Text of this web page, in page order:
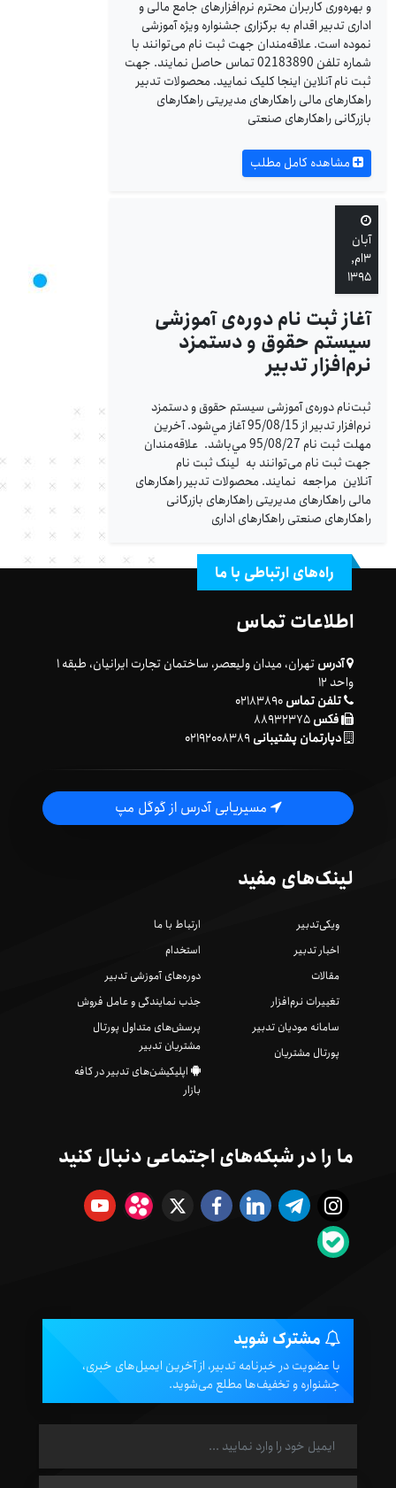
و بهره‌وری کاربران محترم نرم‌افزارهای جامع مالی و
اداری تدبیر اقدام به برگزاری جشنواره ویژه آموزشی
نموده است. علاقه‌مندان جهت ثبت نام می‌توانند با
شماره تلفن 02183890 تماس حاصل نمایند. جهت
ثبت نام آنلاین اینجا کلیک نمایید. محصولات تدبیر
راهکارهای مالی راهکارهای مدیریتی راهکارهای
بازرگانی راهکارهای صنعتی
مشاهده کامل مطلب
آبان
۳ام,
۱۳۹۵
آغاز ثبت نام دوره‌ی آموزشی
سیستم حقوق و دستمزد
نرم‌افزار تدبیر
ثبت‌نام دوره‌ی آموزشی سیستم حقوق و دستمزد
نرم‌افزار تدبیر از 95/08/15 آغاز مي‌شود. آخرين
مهلت ثبت نام 95/08/27 مي‌باشد. علاقه‌مندان
جهت ثبت نام می‌توانند به لینک ثبت‌ نام
آنلاین مراجعه نمایند. محصولات تدبیر راهکارهای
مالی راهکارهای مدیریتی راهکارهای بازرگانی
راهکارهای صنعتی راهکارهای اداری
راه‌های ارتباطی با ما
اطلاعات تماس
آدرس
تهران، میدان ولیعصر، ساختمان تجارت ایرانیان، طبقه ۱
واحد ۱۲
تلفن تماس۰۲۱۸۳۸۹۰
فکس۸۸۹۳۲۳۷۵
دپارتمان پشتیبانی۰۲۱۹۲۰۰۸۳۸۹
مسیریابی آدرس از گوگل مپ
لینک‌های مفید
ویکی‌تدبیر
اخبار تدبیر
مقالات
تغییرات نرم‌افزار
سامانه مودیان تدبیر
پورتال مشتریان
ارتباط با ما
استخدام
دوره‌های آموزشی تدبیر
جذب نمایندگی و عامل فروش
پرسش‌های متداول پورتال
مشتریان تدبیر
اپلیکیشن‌های تدبیر در کافه
بازار
ما را در شبکه‌های اجتماعی دنبال کنید
مشترک شوید
با عضویت در خبرنامه تدبیر، از آخرین ایمیل‌های خبری،
جشنواره و تخفیف‌ها مطلع می‌شوید.